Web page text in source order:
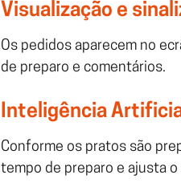
Visualização e
Os pedidos aparecem no
de preparo e comentários.
Inteligência
Conforme os pratos são
tempo de preparo e ajusta